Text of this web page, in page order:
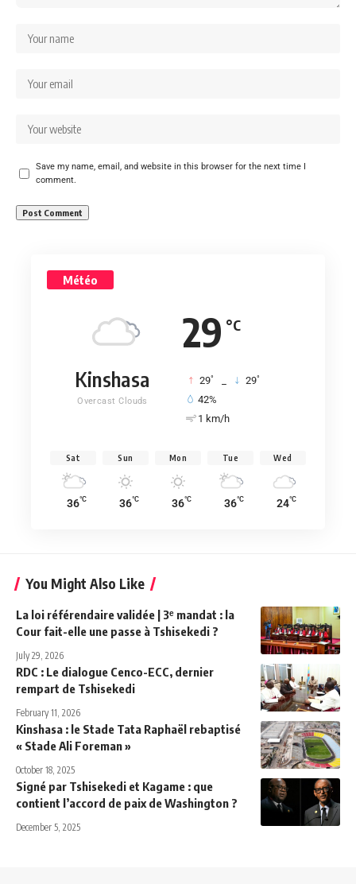
Save my name, email, and website in this browser for the next time I
comment.
Météo
29 °C
Kinshasa
Overcast Clouds
29° 29°
42%
1 km/h
Sat
36°C
Sun
36°C
Mon
36°C
Tue
36°C
Wed
24°C
You Might Also Like
La loi référendaire validée | 3ᵉ mandat : la
Cour fait-elle une passe à Tshisekedi ?
July 29, 2026
RDC : Le dialogue Cenco-ECC, dernier
rempart de Tshisekedi
February 11, 2026
Kinshasa : le Stade Tata Raphaël rebaptisé
« Stade Ali Foreman »
October 18, 2025
Signé par Tshisekedi et Kagame : que
contient l’accord de paix de Washington ?
December 5, 2025